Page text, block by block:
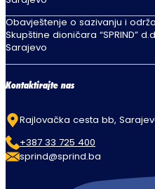
Obavještenje o sazivanju i
Skupštine dioničara “SPRIND”
Sarajevo
Kontaktirajte nas
Rajlovačka cesta bb,
+387 33 725 400
sprind@sprind.ba